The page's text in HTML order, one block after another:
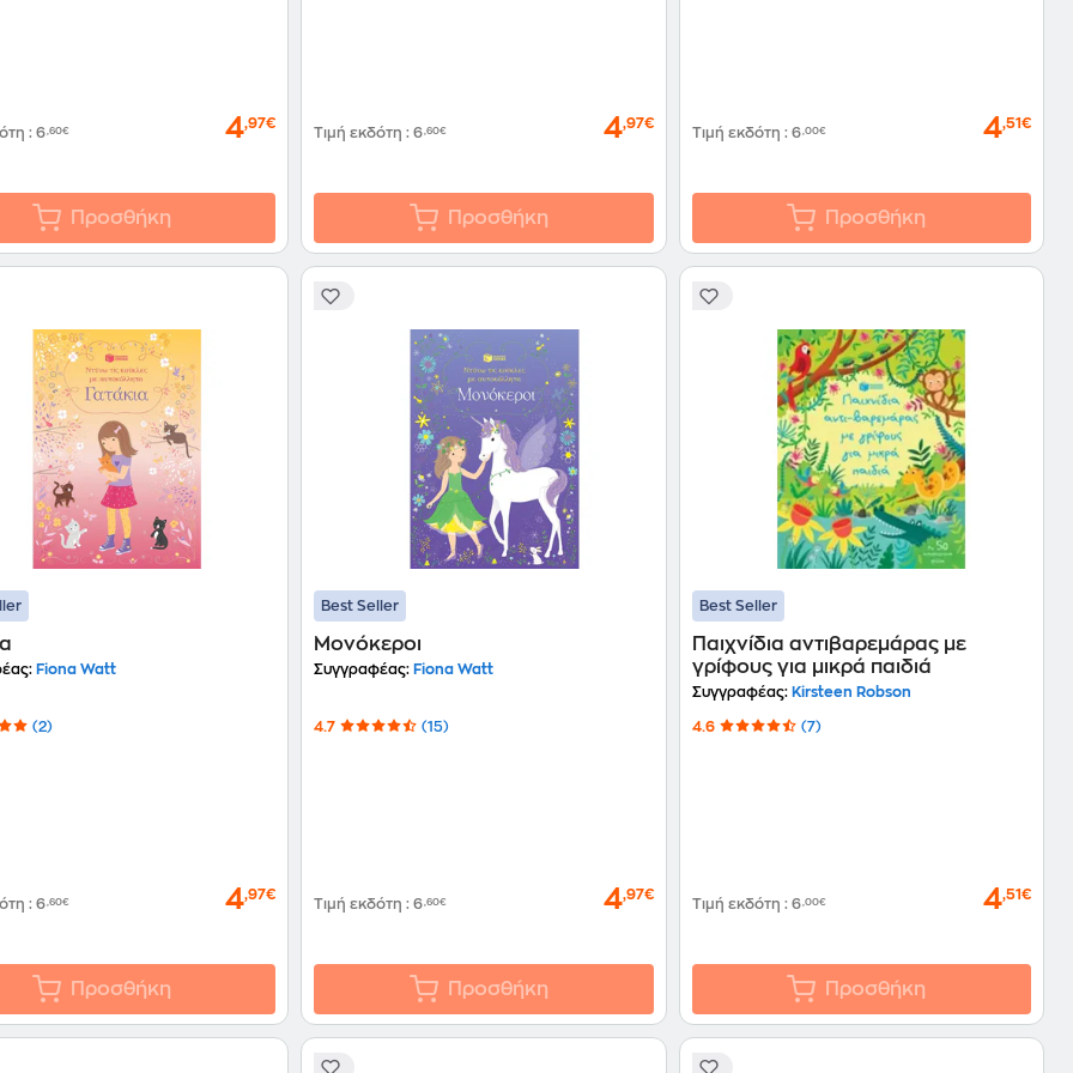
: 6,60€ 4,97€
Προσθήκη
Τιμή εκδότη:6,60€ 4,97€
Προσθήκη
Τιμή εκδότη : 6,00€ 4,51€
Προσθήκη
Fiona Watt
(2)
: 6,60€ 4,97€
Προσθήκη
Best Seller
Μονόκεροι
Συγγραφέας: Fiona Watt
4.7 (15)
Τιμή εκδότη:6,60€ 4,97€
Προσθήκη
Best Seller
Παιχνίδια αντιβαρεμάρας με
γρίφους για μικρά παιδιά
Συγγραφέας:Kirsteen Robson
4.6 (7)
Τιμή εκδότη : 6,00€ 4,51€
Προσθήκη